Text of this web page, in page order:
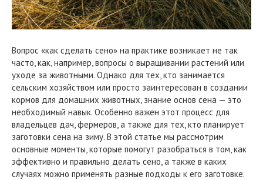
Вопрос «как сделать сено» на практике возникает не так
часто, как, например, вопросы о выращивании растений или
уходе за животными. Однако для тех, кто занимается
сельским хозяйством или просто заинтересован в создании
кормов для домашних животных, знание основ сена — это
необходимый навык. Особенно важен этот процесс для
владельцев дач, фермеров, а также для тех, кто планирует
заготовки сена на зиму. В этой статье мы рассмотрим
основные моменты, которые помогут разобраться в том, как
эффективно и правильно делать сено, а также в каких
случаях можно применять разные подходы к его заготовке.